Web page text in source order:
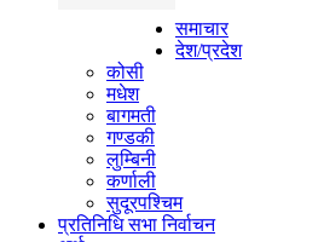
समाचार
देश/प्रदेश
कोसी
मधेश
बागमती
गण्डकी
लुम्बिनी
कर्णाली
सुदूरपश्चिम
प्रतिनिधि सभा निर्वाचन